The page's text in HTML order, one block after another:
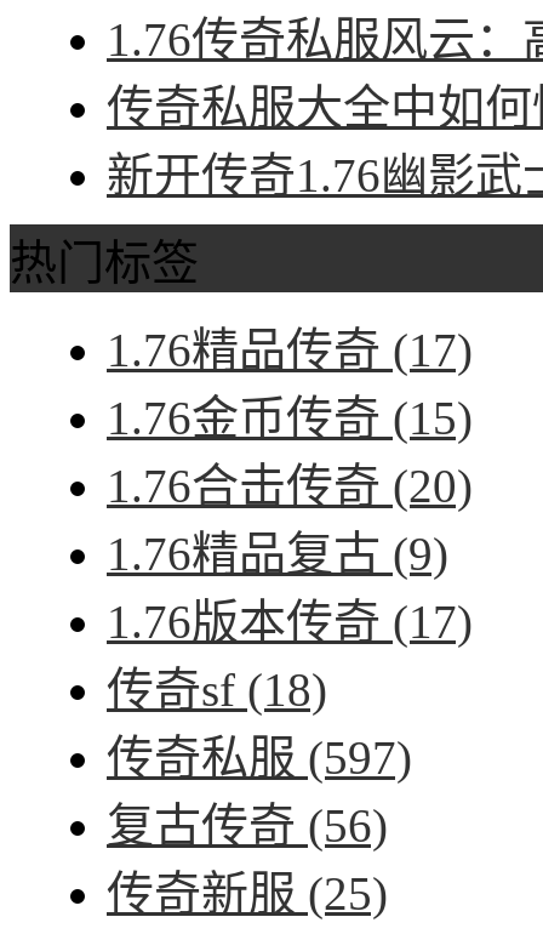
1.76传奇私服风云
传奇私服大全中如
新开传奇1.76幽影
热门标签
1.76精品传奇 (17)
1.76金币传奇 (15)
1.76合击传奇 (20)
1.76精品复古 (9)
1.76版本传奇 (17)
传奇sf (18)
传奇私服 (597)
复古传奇 (56)
传奇新服 (25)